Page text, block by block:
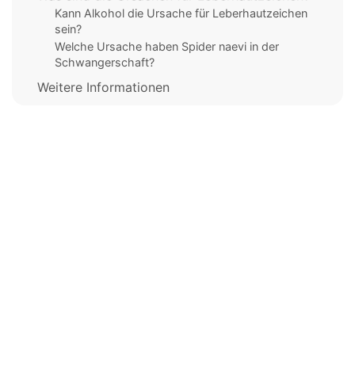
Kann Alkohol die Ursache für Leberhautzeichen
sein?
Welche Ursache haben Spider naevi in der
Schwangerschaft?
Weitere Informationen